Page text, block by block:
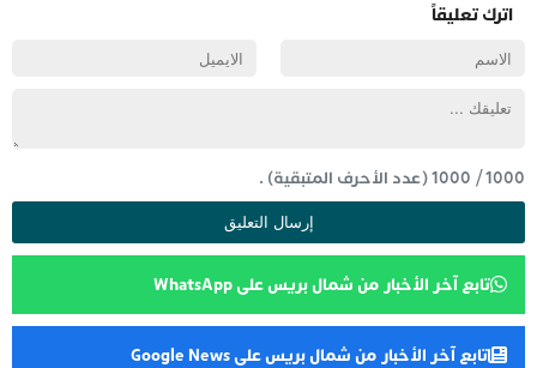
اترك تعليقاً
1000
/
1000(عدد الأحرف المتبقية) .
تابع آخر الأخبار من شمال بريس على WhatsApp
تابع آخر الأخبار من شمال بريس على Google News